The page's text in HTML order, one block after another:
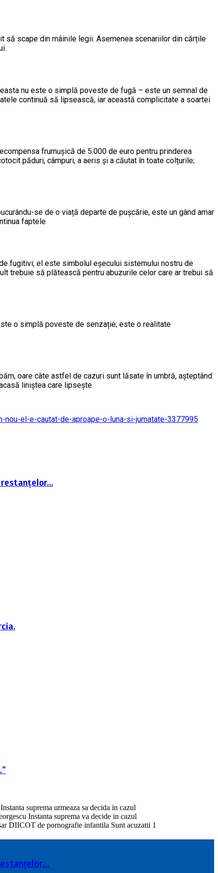
să scape din mâinile legii. Asemenea scenariilor din cărțile
nu este o simplă poveste de fugă – este un semnal de
continuă să lipsească, iar această complicitate a soartei
frumușică de 5.000 de euro pentru prinderea
păduri, câmpuri, a aeris și a căutat în toate colțurile;
se de o viață departe de pușcărie, este un gând amar
faptele
fugitivi; el este simbolul eșecului sistemului nostru de
trebuie să plătească pentru abuzurile celor care ar trebui să
o simplă poveste de senzație; este o realitate
oare câte astfel de cazuri sunt lăsate în umbră, așteptând
liniștea care lipsește.
el-e-cautat-de-aproape-o-luna-si-jumatate-3377995
restanțelor…